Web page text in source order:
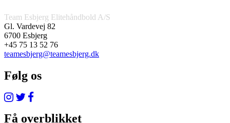
Team Esbjerg Elitehåndbold A/S
Gl. Vardevej 82
6700 Esbjerg
+45 75 13 52 76
teamesbjerg@teamesbjerg.dk
Følg os
Få overblikket